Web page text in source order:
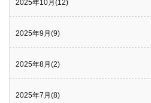
2025年10月(12)
2025年9月(9)
2025年8月(2)
2025年7月(8)